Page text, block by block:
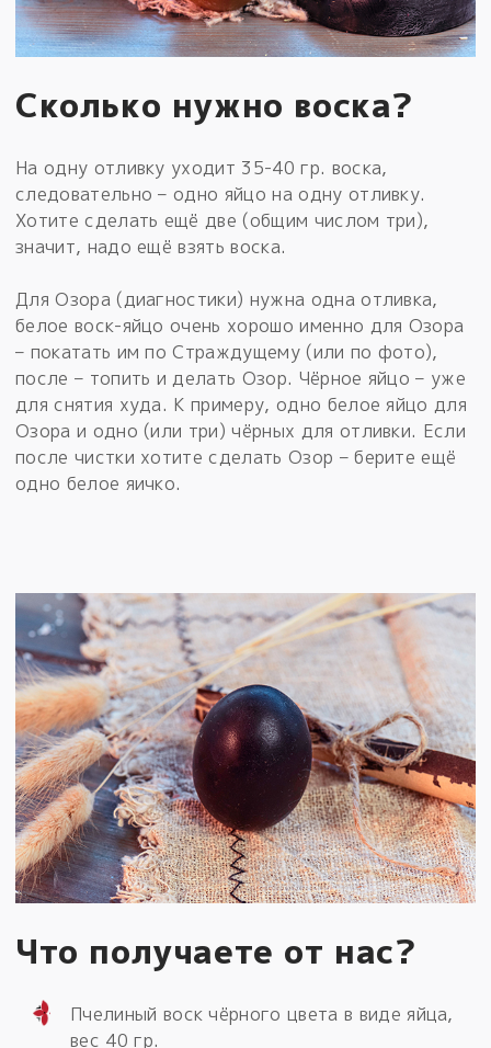
Сколько нужно воска?
На одну отливку уходит 35-40 гр. воска,
следовательно – одно яйцо на одну отливку.
Хотите сделать ещё две (общим числом три),
значит, надо ещё взять воска.
Для Озора (диагностики) нужна одна отливка,
белое воск-яйцо очень хорошо именно для Озора
– покатать им по Страждущему (или по фото),
после – топить и делать Озор. Чёрное яйцо – уже
для снятия худа. К примеру, одно белое яйцо для
Озора и одно (или три) чёрных для отливки. Если
после чистки хотите сделать Озор – берите ещё
одно белое яичко.
Что получаете от нас?
Пчелиный воск чёрного цвета в виде яйца,
вес 40 гр.